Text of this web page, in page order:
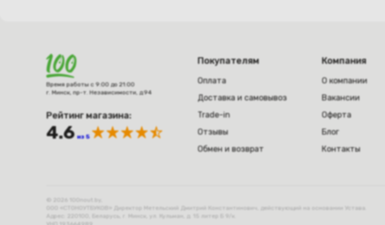
Время работы с 9:00 до 21:00
г. Минск, пр-т. Независимости, д.94
Рейтинг магазина:
4.6 из 5
Покупателям
Оплата
Доставка и самовывоз
Trade-in
Отзывы
Обмен и возврат
Компания
О компании
Вакансии
Оферта
Блог
Контакты
ООО «СТОНОУТБУКОВ» Директор Метельский Дмитрий Константинович, действующий на основании Устава.
Адрес: 220100, Беларусь, г. Минск, ул. Кульман, д. 15 литер Б 9/к.